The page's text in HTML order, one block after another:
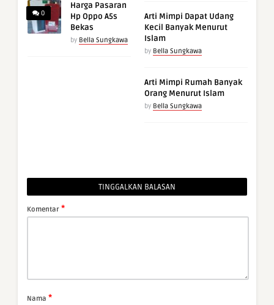
0
Harga Pasaran
Hp Oppo A5s
Bekas
by Bella Sungkawa
Arti Mimpi Dapat Udang
Kecil Banyak Menurut
Islam
by Bella Sungkawa
Arti Mimpi Rumah Banyak
Orang Menurut Islam
by Bella Sungkawa
TINGGALKAN BALASAN
Komentar *
Nama *